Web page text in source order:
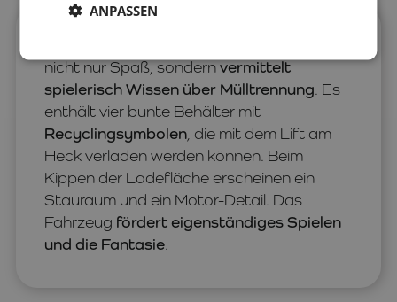
nicht nur Spaß, sondernvermittelt
spielerisch Wissen über Mülltrennung . Es
enthält vier bunte Behälter mit
Recyclingsymbolen , die mit dem Lift am
Heck verladen werden können. Beim
Kippen der Ladefläche erscheinen ein
Stauraum und ein Motor-Detail. Das
Fahrzeug fördert eigenständiges Spielen
und die Fantasie
ANPASSEN